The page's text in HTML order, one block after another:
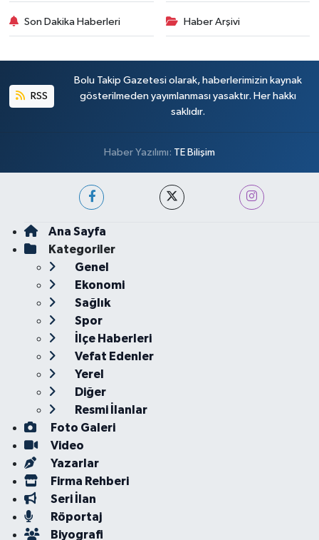
Son Dakika Haberleri Haber Arşivi
RSS
Bolu Takip Gazetesi olarak, haberlerimizin kaynak
gösterilmeden yayımlanması yasaktır. Her hakkı
saklıdır.
Haber Yazılımı: TE Bilişim
Ana Sayfa
Kategoriler
Genel
Ekonomi
Sağlık
Spor
İlçe Haberleri
Vefat Edenler
Yerel
Diğer
Resmi İlanlar
Foto Galeri
Video
Yazarlar
Firma Rehberi
Seri İlan
Röportaj
Biyografi